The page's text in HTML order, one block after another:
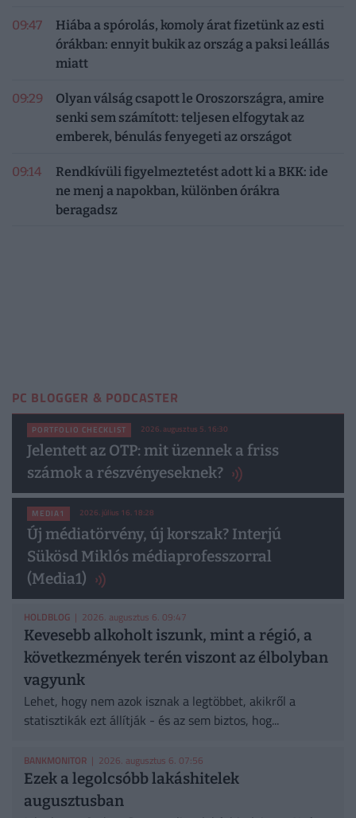
09:47
Hiába a spórolás, komoly árat fizetünk az esti
órákban: ennyit bukik az ország a paksi leállás
miatt
09:29
Olyan válság csapott le Oroszországra, amire
senki sem számított: teljesen elfogytak az
emberek, bénulás fenyegeti az országot
09:14
Rendkívüli figyelmeztetést adott ki a BKK: ide
ne menj a napokban, különben órákra
beragadsz
PC BLOGGER & PODCASTER
PORTFOLIO CHECKLIST 2026. augusztus 5. 16:30
Jelentett az OTP: mit üzennek a friss
számok a részvényeseknek?
MEDIA1 2026. július 16. 18:28
Új médiatörvény, új korszak? Interjú
Sükösd Miklós médiaprofesszorral
(Media1)
HOLDBLOG | 2026. augusztus 6. 09:47
Kevesebb alkoholt iszunk, mint a régió, a
következmények terén viszont az élbolyban
vagyunk
Lehet, hogy nem azok isznak a legtöbbet, akikről a
statisztikák ezt állítják - és az sem biztos, hog...
BANKMONITOR | 2026. augusztus 6. 07:56
Ezek a legolcsóbb lakáshitelek
augusztusban